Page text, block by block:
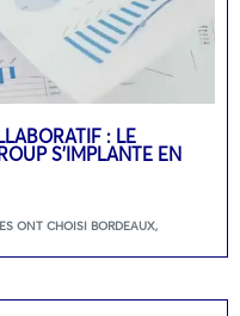
: LE
S’IMPLANTE EN
ONT CHOISI BORDEAUX,